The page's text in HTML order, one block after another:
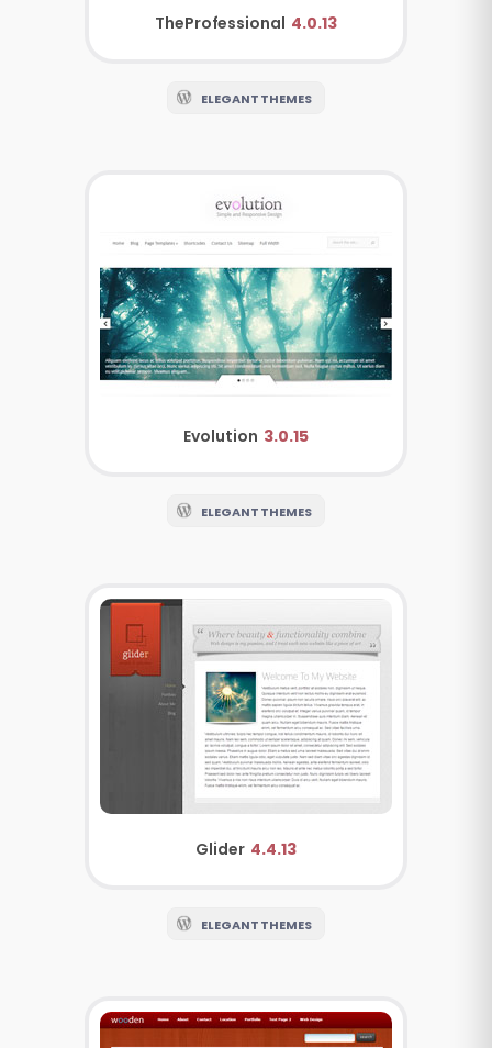
TheProfessional 4.0.13
ELEGANT THEMES
Evolution 3.0.15
ELEGANT THEMES
Glider 4.4.13
ELEGANT THEMES